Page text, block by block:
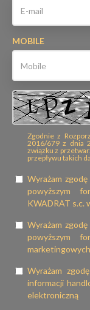
MOBILE
Zgodnie z
2016/679 z dnia
związku z
przepływu takich
Wyrażam
powyższym
KWADRAT s.c.
Wyrażam
powyższym
Wyrażam
informacji
elektroniczną